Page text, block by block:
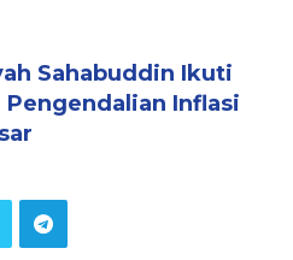
Sahabuddin Ikuti
Inflasi